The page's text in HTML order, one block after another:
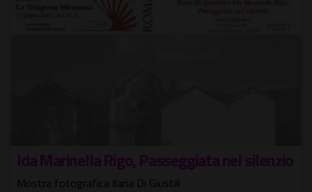
Ida Marinella Rigo, Passeggiata nel silenzio
Mostra fotografica Ilaria Di Giustili